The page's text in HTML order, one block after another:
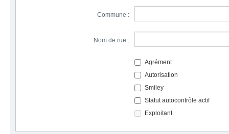
Commune :
Nom de rue :
Agrément
Autorisation
Smiley
Statut autocontrôle actif
Exploitant